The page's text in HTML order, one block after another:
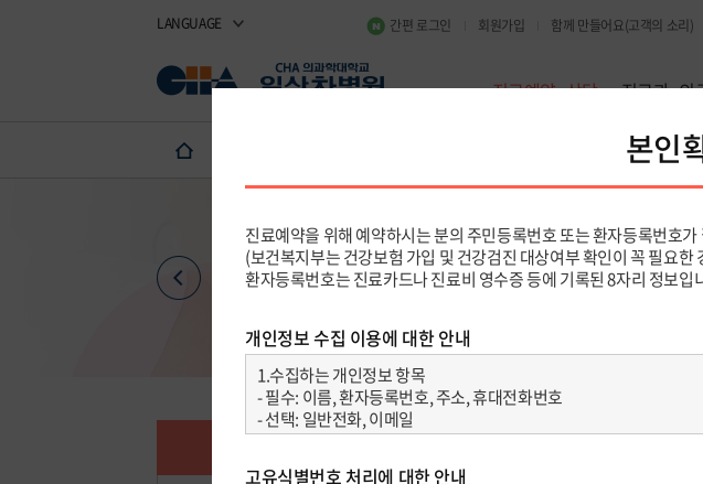
LANGUAGE 간편 로그인 회원가입 함께 만들어요(고객의 소리)
진료예약·상담 진료과·의
진료예약
진료일정 진료